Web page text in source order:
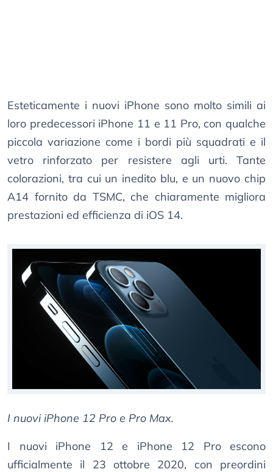
Esteticamente i nuovi iPhone sono molto simili ai
loro predecessori iPhone 11 e 11 Pro, con qualche
piccola variazione come i bordi più squadrati e il
vetro rinforzato per resistere agli urti. Tante
colorazioni, tra cui un inedito blu, e un nuovo chip
A14 fornito da TSMC, che chiaramente migliora
prestazioni ed efficienza di iOS 14.
I nuovi iPhone 12 Pro e Pro Max.
I nuovi iPhone 12 e iPhone 12 Pro escono
ufficialmente il 23 ottobre 2020, con preordini